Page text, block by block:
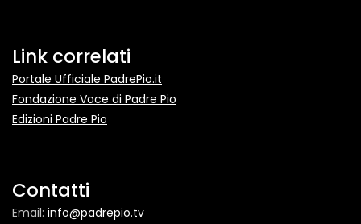
Link correlati
Portale Ufficiale PadrePio.it
Fondazione Voce di Padre Pio
Edizioni Padre Pio
Contatti
Email: info@padrepio.tv